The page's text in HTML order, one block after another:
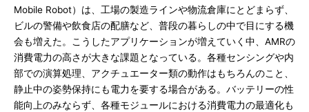
Mobile Robot）は、工場の製造ラインや物流倉庫にとどまらず、
ビルの警備や飲食店の配膳など、普段の暮らしの中で目にする機
会も増えた。こうしたアプリケーションが増えていく中、AMRの
消費電力の高さが大きな課題となっている。各種センシングや内
部での演算処理、アクチュエーター類の動作はもちろんのこと、
静止中の姿勢保持にも電力を要する場合がある。バッテリーの性
能向上のみならず、各種モジュールにおける消費電力の最適化も